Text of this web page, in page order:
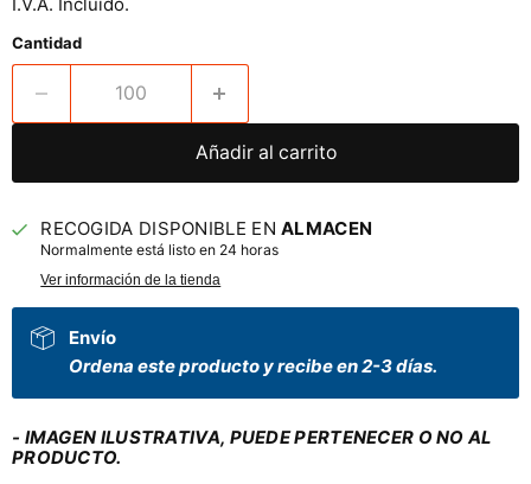
Cantidad
Añadir al carrito
RECOGIDA DISPONIBLE ENALMACEN
Normalmente está listo en 24 horas
Ver información de la tienda
Envío
Ordena este producto y recibe en 2-3 días.
- IMAGEN ILUSTRATIVA, PUEDE PERTENECER O NO AL
PRODUCTO.